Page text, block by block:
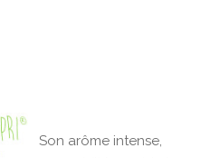
Son arôme intense,